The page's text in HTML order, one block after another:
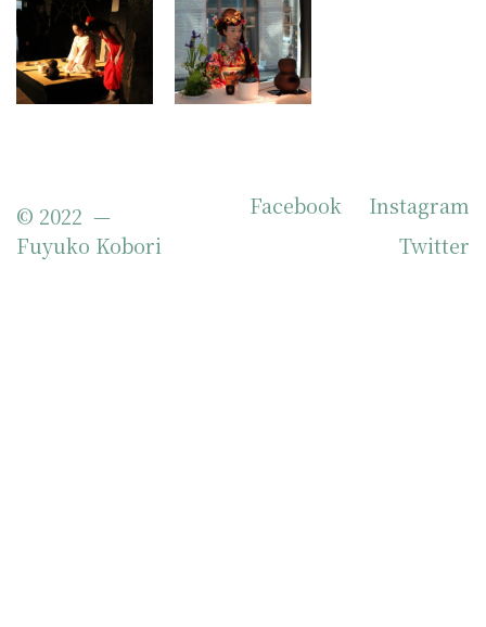
Facebook
Instagram
Twitter
© 2022 —
Fuyuko Kobori